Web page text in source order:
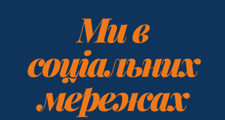
Ми в
соціальних
мережах